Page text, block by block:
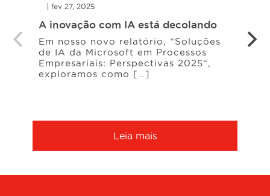
fev 27, 2025
A inovação com IA está decolando
Em nosso novo relatório, “Soluções
de IA da Microsoft em Processos
Empresariais: Perspectivas 2025“,
exploramos como […]
Leia mais